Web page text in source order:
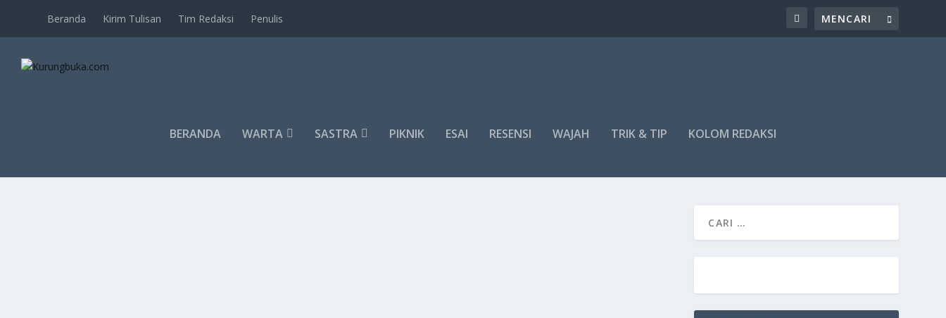
Beranda Kirim Tulisan Tim Redaksi Penulis
BERANDA WARTA SASTRA PIKNIK ESAI RESENSI WAJAH TRIK & TIP KOLOM REDAKSI